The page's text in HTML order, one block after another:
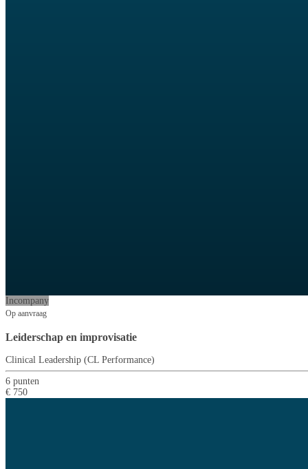
Incompany
Op aanvraag
Leiderschap en improvisatie
Clinical Leadership (CL Performance)
6 punten
€ 750